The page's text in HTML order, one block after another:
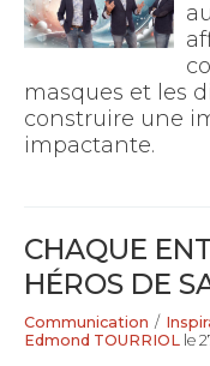
masques et les
construire une
impactante.
CHAQUE
HÉROS DE
Communication /
Edmond TOURRIOL le